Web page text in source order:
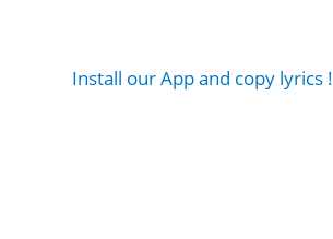
Install our App and copy lyrics !